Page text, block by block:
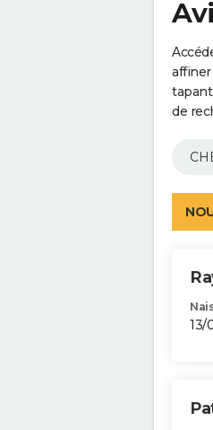
de
13/